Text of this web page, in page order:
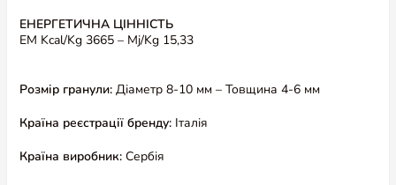
ЕНЕРГЕТИЧНА ЦІННІСТЬ
EM Kcal/Kg 3665 – Mj/Kg 15,33
Розмір гранули: Діаметр 8-10 мм – Товщина 4-6 мм
Країна реєстрації бренду: Італія
Країна виробник: Сербія
Ти з нами в Instagram?